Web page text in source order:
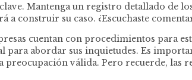
Mantenga un registro detallado de
a construir su caso. ¿Escuchaste
cuentan con procedimientos para
abordar sus inquietudes. Es
preocupación válida. Pero recuerde,